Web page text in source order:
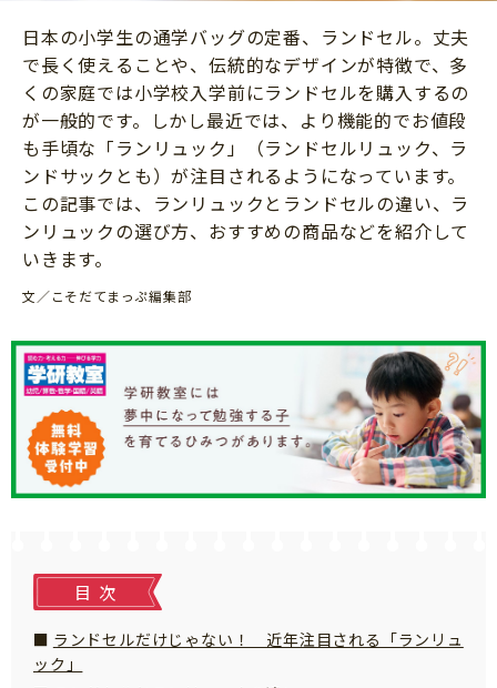
読書感想文
本・読書
運動・あそび・ゲーム
英語
習い事
知育
おでかけ
家族
料理
マネー
健康
日本の小学生の通学バッグの定番、ランドセル。丈夫
で長く使えることや、伝統的なデザインが特徴で、多
くの家庭では小学校入学前にランドセルを購入するの
が一般的です。しかし最近では、より機能的でお値段
も手頃な「ランリュック」（ランドセルリュック、ラ
ンドサックとも）が注目されるようになっています。
この記事では、ランリュックとランドセルの違い、ラ
ンリュックの選び方、おすすめの商品などを紹介して
いきます。
文／こそだてまっぷ編集部
目次
ランドセルだけじゃない！ 近年注目される「ランリュ
ック」